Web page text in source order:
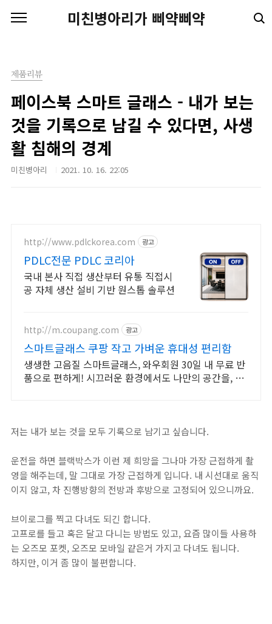
미친병아리가 삐약삐약
제품리뷰
페이스북 스마트 글래스 - 내가 보는
것을 기록으로 남길 수 있다면, 사생
활 침해의 경계
미친병아리 2021. 10. 16. 22:05
http://www.pdlckorea.com 광고
PDLC전문 PDLC 코리아
국내 본사 직접 생산부터 유통 직접시
공 자체 생산 설비 기반 원스톱 솔루션
http://m.coupang.com 광고
스마트글래스 쿠팡 작고 가벼운 휴대성 편리함
생생한 고음질 스마트글래스, 와우회원 30일 내 무료 반
품으로 편하게! 시끄러운 환경에서도 나만의 공간을, 로
저는 내가 보는 것을 모두 기록으로 남기고 싶습니다.
운전을 하면 블랙박스가 이런 제 희망을 그나마 가장 근접하게 촬
영을 해주는데, 말 그대로 가장 근접하게 입니다. 내 시선대로 움직
이지 않고, 차 진행방향의 전방과 후방으로 고정되어 있으니까요.
브이로그를 찍고 다녀도 되긴 합니다.
고프로를 들고 혹은 달고 다니는 방법도 있고, 요즘 많이들 사용하
는 오즈모 포켓, 오즈모 모바일 같은거 가지고 다녀도 됩니다.
하지만, 이거 좀 많이 불편합니다.